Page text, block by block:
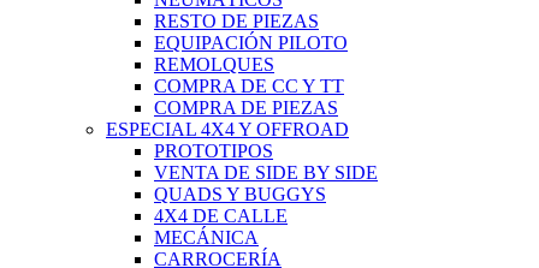
RESTO DE PIEZAS
EQUIPACIÓN PILOTO
REMOLQUES
COMPRA DE CC Y TT
COMPRA DE PIEZAS
ESPECIAL 4X4 Y OFFROAD
PROTOTIPOS
VENTA DE SIDE BY SIDE
QUADS Y BUGGYS
4X4 DE CALLE
MECÁNICA
CARROCERÍA